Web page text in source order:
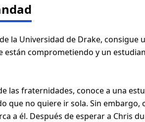
la Universidad de Drake,
comprometiendo y un
las fraternidades, conoce a una
que no quiere ir sola. Sin
a él. Después de esperar a